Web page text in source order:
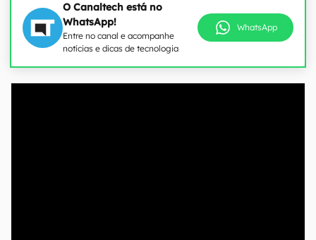
O Canaltech está no
WhatsApp!
Entre no canal e acompanhe
notícias e dicas de tecnologia
WhatsApp